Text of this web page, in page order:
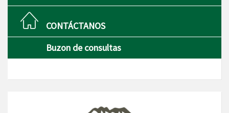
CONTÁCTANOS
Buzon de consultas